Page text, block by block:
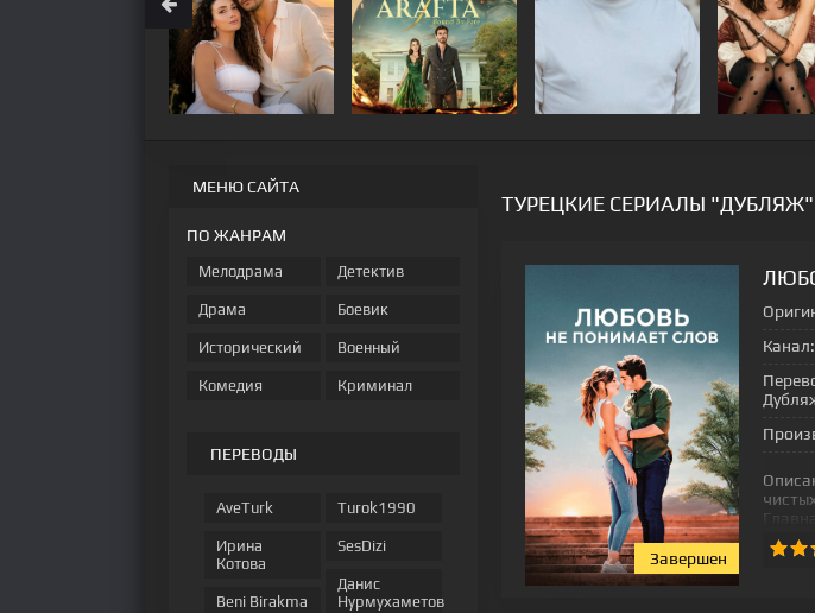
ТУРЕЦКИЕ СЕРИАЛЫ
Завершен
Канал:
МЕНЮ САЙТА
ПО ЖАНРАМ
Мелодрама
Драма
Исторический
Комедия
Детектив
Боевик
Военный
Криминал
ПЕРЕВОДЫ
AveTurk
Ирина
Котова
Beni Birakma
Turok1990
SesDizi
Данис
Нурмухаметов